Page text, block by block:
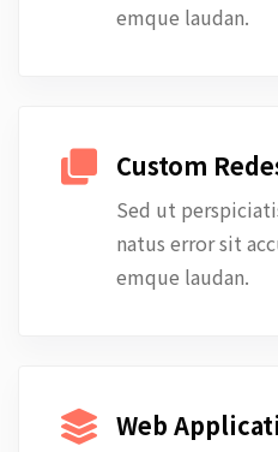
emque laudan.
Custom
Sed ut
natus error sit
emque laudan.
Web